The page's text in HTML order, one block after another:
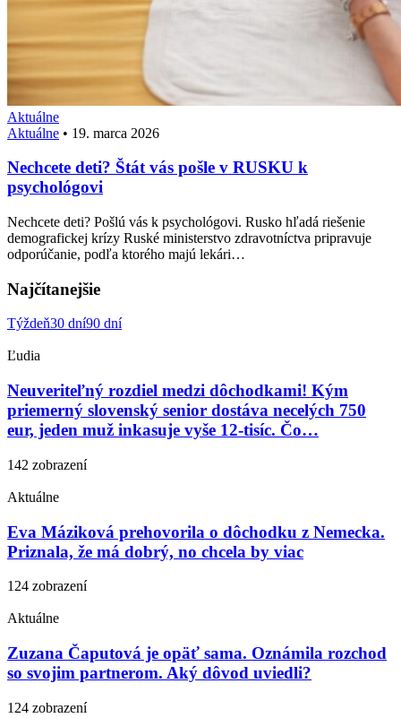
Aktuálne
Aktuálne • 19. marca 2026
Nechcete deti? Štát vás pošle v RUSKU k
psychológovi
Nechcete deti? Pošlú vás k psychológovi. Rusko hľadá riešenie
demografickej krízy Ruské ministerstvo zdravotníctva pripravuje
odporúčanie, podľa ktorého majú lekári…
Najčítanejšie
Týždeň30 dní90 dní
Ľudia
Neuveriteľný rozdiel medzi dôchodkami! Kým
priemerný slovenský senior dostáva necelých 750
eur, jeden muž inkasuje vyše 12-tisíc. Čo…
142 zobrazení
Aktuálne
Eva Máziková prehovorila o dôchodku z Nemecka.
Priznala, že má dobrý, no chcela by viac
124 zobrazení
Aktuálne
Zuzana Čaputová je opäť sama. Oznámila rozchod
so svojim partnerom. Aký dôvod uviedli?
124 zobrazení